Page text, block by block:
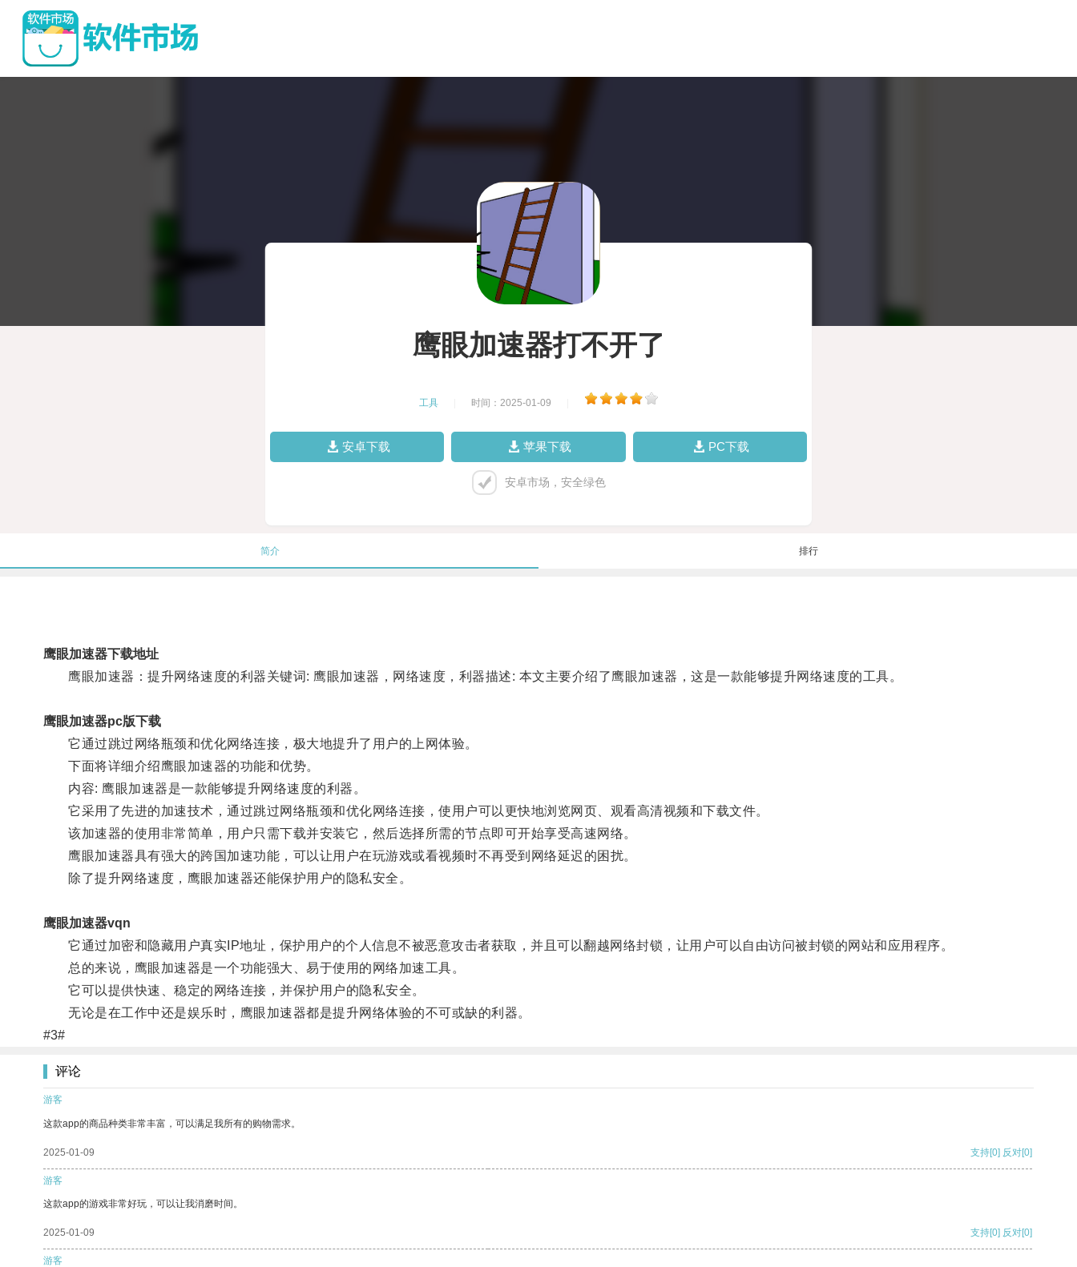
鹰眼加速器打不开了
工具 时间：2025-01-09
安卓下载 苹果下载 PC下载
安卓市场，安全绿色
简介 排行
鹰眼加速器下载地址
鹰眼加速器：提升网络速度的利器关键词: 鹰眼加速器，网络速度，利器描述: 本文主要介绍了鹰眼加速器，这是一款能够提升网络速度的工具。
鹰眼加速器pc版下载
它通过跳过网络瓶颈和优化网络连接，极大地提升了用户的上网体验。
下面将详细介绍鹰眼加速器的功能和优势。
内容: 鹰眼加速器是一款能够提升网络速度的利器。
它采用了先进的加速技术，通过跳过网络瓶颈和优化网络连接，使用户可以更快地浏览网页、观看高清视频和下载文件。
该加速器的使用非常简单，用户只需下载并安装它，然后选择所需的节点即可开始享受高速网络。
鹰眼加速器具有强大的跨国加速功能，可以让用户在玩游戏或看视频时不再受到网络延迟的困扰。
除了提升网络速度，鹰眼加速器还能保护用户的隐私安全。
鹰眼加速器vqn
它通过加密和隐藏用户真实IP地址，保护用户的个人信息不被恶意攻击者获取，并且可以翻越网络封锁，让用户可以自由访问被封锁的网站和应用程序。
总的来说，鹰眼加速器是一个功能强大、易于使用的网络加速工具。
它可以提供快速、稳定的网络连接，并保护用户的隐私安全。
无论是在工作中还是娱乐时，鹰眼加速器都是提升网络体验的不可或缺的利器。
#3#
评论
游客
这款app的商品种类非常丰富，可以满足我所有的购物需求。
2025-01-09 支持[0] 反对[0]
游客
这款app的游戏非常好玩，可以让我消磨时间。
2025-01-09 支持[0] 反对[0]
游客